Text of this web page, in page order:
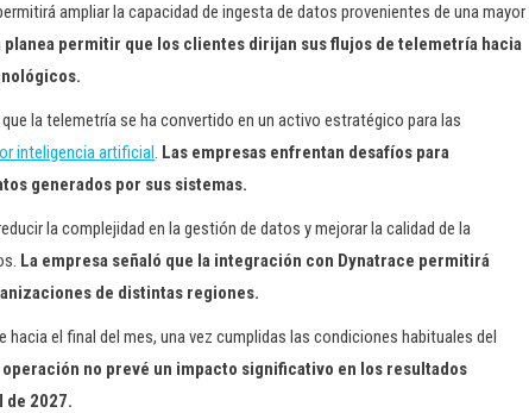
ampliar la capacidad de ingesta de datos provenientes de una mayor
planea permitir que los clientes dirijan sus flujos de telemetría hacia
la telemetría se ha convertido en un activo estratégico para las
inteligencia artificial. Las empresas enfrentan desafíos para
generados por sus sistemas.
la complejidad en la gestión de datos y mejorar la calidad de la
La empresa señaló que la integración con Dynatrace permitirá
de distintas regiones.
el final del mes, una vez cumplidas las condiciones habituales del
no prevé un impacto significativo en los resultados
2027.